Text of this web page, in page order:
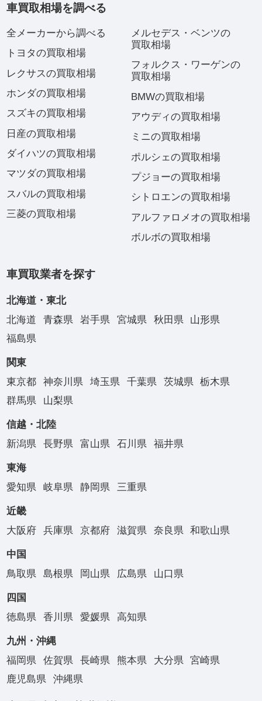
車買取相場を調べる
全メーカーから調べる
トヨタの買取相場
レクサスの買取相場
ホンダの買取相場
スズキの買取相場
日産の買取相場
ダイハツの買取相場
マツダの買取相場
スバルの買取相場
三菱の買取相場
メルセデス・ベンツの
買取相場
フォルクス・ワーゲンの
買取相場
BMWの買取相場
アウディの買取相場
ミニの買取相場
ポルシェの買取相場
プジョーの買取相場
シトロエンの買取相場
アルファロメオの買取相場
ボルボの買取相場
車買取業者を探す
北海道・東北
北海道
青森県 岩手県 宮城県 秋田県
山形県
福島県
関東
東京都
神奈川県 埼玉県 千葉県 茨城県
栃木県
群馬県
山梨県
信越・北陸
新潟県
長野県 富山県 石川県 福井県
東海
愛知県
岐阜県 静岡県 三重県
近畿
大阪府
兵庫県 京都府 滋賀県 奈良県 和歌山県
中国
鳥取県
島根県 岡山県 広島県 山口県
四国
徳島県
香川県 愛媛県 高知県
九州・沖縄
福岡県
佐賀県 長崎県 熊本県 大分県
宮崎県
鹿児島県
沖縄県